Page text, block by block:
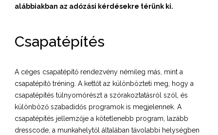
alábbiakban az adózási kérdésekre térünk ki.
Csapatépítés
A céges csapatépítő rendezvény némileg más, mint a
csapatépítő tréning. A kettőt az különbözteti meg, hogy a
csapatépítés túlnyomórészt a szórakoztatásról szól, és
különböző szabadidős programok is megjelennek. A
csapatépítés jellemzője a kötetlenebb program, lazább
dresscode, a munkahelytől általában távolabbi helységben